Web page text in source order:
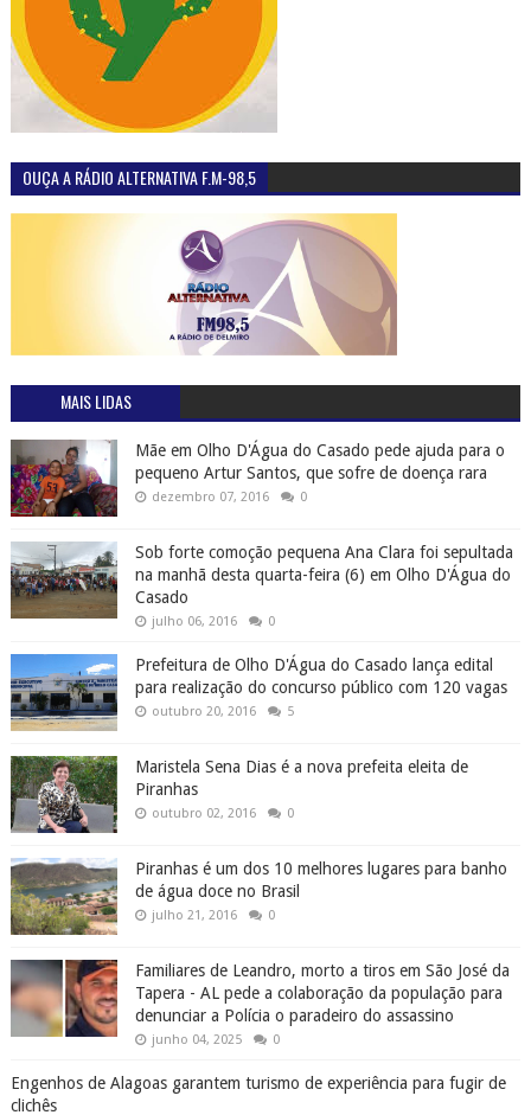
OUÇA A RÁDIO ALTERNATIVA F.M-98,5
MAIS LIDAS
Mãe em Olho D'Água do Casado pede ajuda para o
pequeno Artur Santos, que sofre de doença rara
dezembro 07, 2016 0
Sob forte comoção pequena Ana Clara foi sepultada
na manhã desta quarta-feira (6) em Olho D'Água do
Casado
julho 06, 2016 0
Prefeitura de Olho D'Água do Casado lança edital
para realização do concurso público com 120 vagas
outubro 20, 2016 5
Maristela Sena Dias é a nova prefeita eleita de
Piranhas
outubro 02, 2016 0
Piranhas é um dos 10 melhores lugares para banho
de água doce no Brasil
julho 21, 2016 0
Familiares de Leandro, morto a tiros em São José da
Tapera - AL pede a colaboração da população para
denunciar a Polícia o paradeiro do assassino
junho 04, 2025 0
Engenhos de Alagoas garantem turismo de experiência para fugir de
clichês